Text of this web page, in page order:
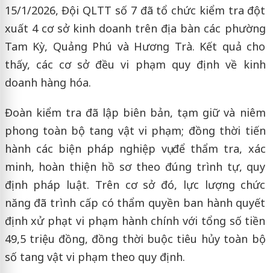
15/1/2026, Đội QLTT số 7 đã tổ chức kiểm tra đột
xuất 4 cơ sở kinh doanh trên địa bàn các phường
Tam Kỳ, Quảng Phú và Hương Trà. Kết quả cho
thấy, các cơ sở đều vi phạm quy định về kinh
doanh hàng hóa.
Đoàn kiểm tra đã lập biên bản, tạm giữ và niêm
phong toàn bộ tang vật vi phạm; đồng thời tiến
hành các biện pháp nghiệp vụ để thẩm tra, xác
minh, hoàn thiện hồ sơ theo đúng trình tự, quy
định pháp luật. Trên cơ sở đó, lực lượng chức
năng đã trình cấp có thẩm quyền ban hành quyết
định xử phạt vi phạm hành chính với tổng số tiền
49,5 triệu đồng, đồng thời buộc tiêu hủy toàn bộ
số tang vật vi phạm theo quy định.